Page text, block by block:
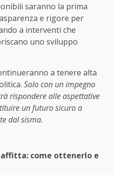
saranno la prima
e rigore per
a interventi che
uno sviluppo
a tenere alta
Solo con un impegno
rispondere alle aspettative
un futuro sicuro a
dal sisma.
affitta: come ottenerlo e